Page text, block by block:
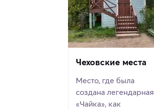
Чеховские места
Место, где была
создана легендарная
«Чайка», как